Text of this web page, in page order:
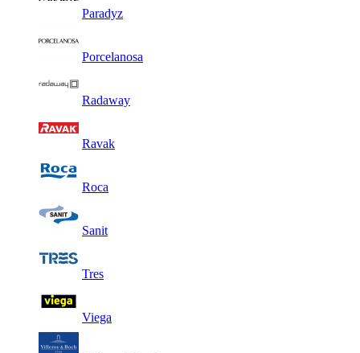
Paradyz
Porcelanosa
Radaway
Ravak
Roca
Sanit
Tres
Viega